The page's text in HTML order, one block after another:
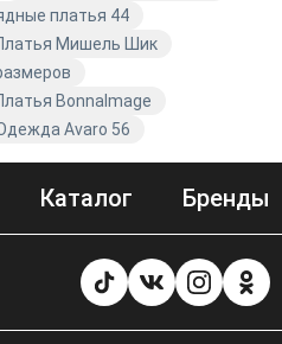
модной
В нашем магазине вы
розовом цветах, которые
и стиль. Выбирая
стиль и актуальные
платья 44
Мишель Шик
BonnaImage
Avaro 56
Каталог Бренды